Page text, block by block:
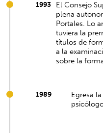
1993
El Consejo
plena
Portales. Lo
tuviera la
títulos de
a la
sobre la
1989
Egresa